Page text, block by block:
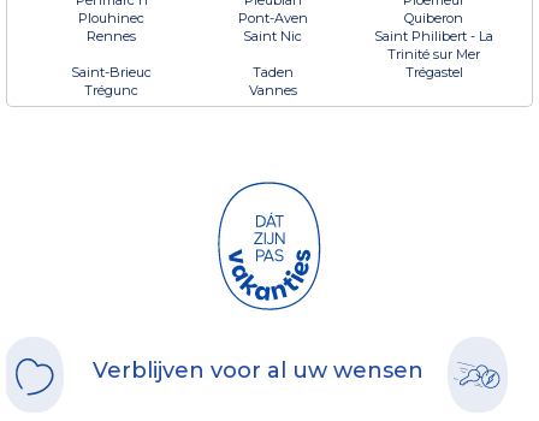
Plouhinec
Pont-Aven
Quiberon
Rennes
Saint Nic
Saint Philibert - La
Trinité sur Mer
Saint-Brieuc
Taden
Trégastel
Trégunc
Vannes
Verblijven voor al uw wensen